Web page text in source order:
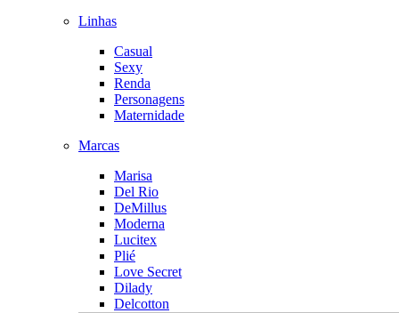
Linhas
Casual
Sexy
Renda
Personagens
Maternidade
Marcas
Marisa
Del Rio
DeMillus
Moderna
Lucitex
Plié
Love Secret
Dilady
Delcotton